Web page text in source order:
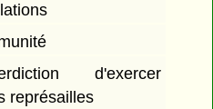
d'exercer
représailles